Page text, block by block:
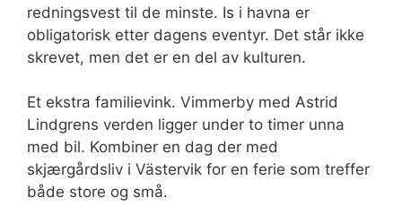
redningsvest til de minste. Is i havna er
obligatorisk etter dagens eventyr. Det står ikke
skrevet, men det er en del av kulturen.
Et ekstra familievink. Vimmerby med Astrid
Lindgrens verden ligger under to timer unna
med bil. Kombiner en dag der med
skjærgårdsliv i Västervik for en ferie som treffer
både store og små.